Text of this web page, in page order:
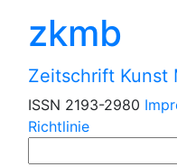
zkmb
Zeitschrift Kunst
ISSN 2193-2980
Richtlinie